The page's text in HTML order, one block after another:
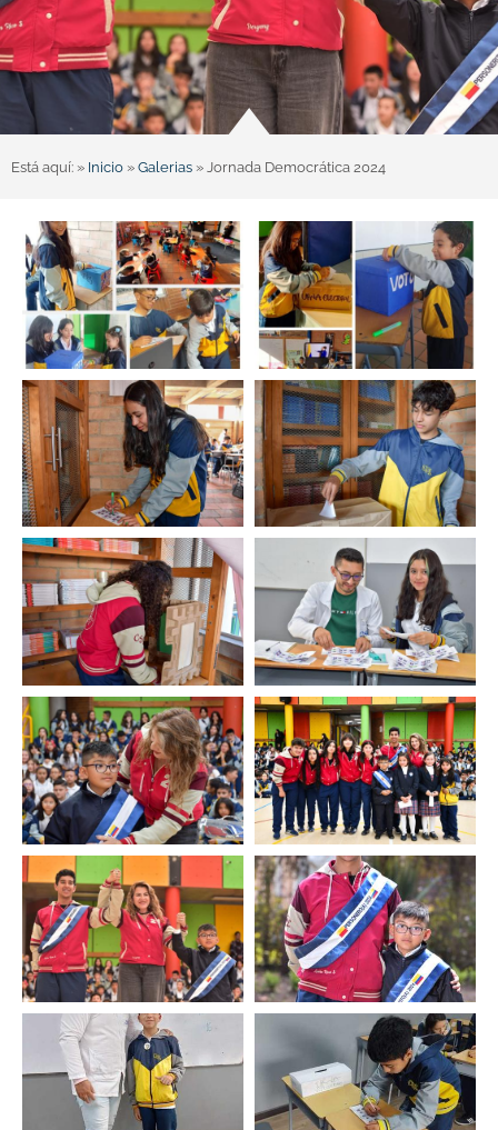
Está aquí: » Inicio » Galerias » Jornada Democrática 2024